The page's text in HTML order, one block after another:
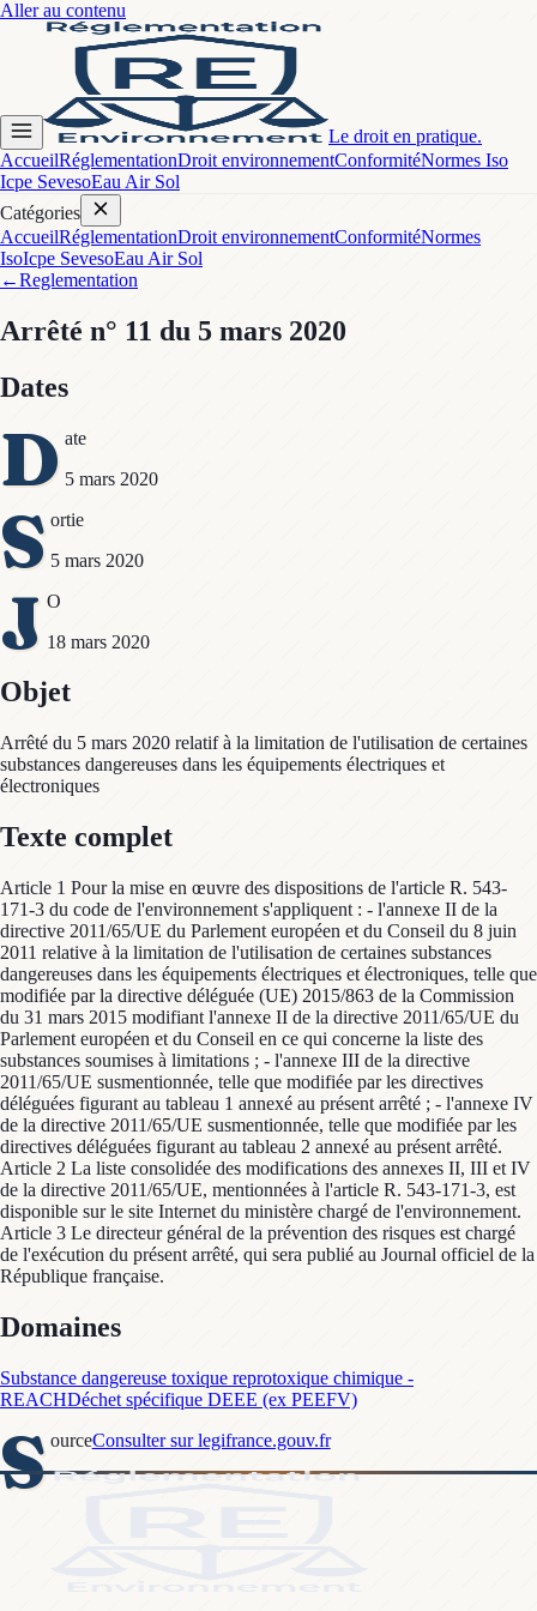
Aller au contenu
Le droit en pratique.
AccueilRéglementationDroit environnementConformitéNormes Iso
Icpe SevesoEau Air Sol
Catégories
AccueilRéglementationDroit environnementConformitéNormes
IsoIcpe SevesoEau Air Sol
←Reglementation
Arrêté n° 11 du 5 mars 2020
Dates
D ate
5 mars 2020
S ortie
5 mars 2020
J O
18 mars 2020
Objet
Arrêté du 5 mars 2020 relatif à la limitation de l'utilisation de certaines
substances dangereuses dans les équipements électriques et
électroniques
Texte complet
Article 1 Pour la mise en œuvre des dispositions de l'article R. 543-
171-3 du code de l'environnement s'appliquent : - l'annexe II de la
directive 2011/65/UE du Parlement européen et du Conseil du 8 juin
2011 relative à la limitation de l'utilisation de certaines substances
dangereuses dans les équipements électriques et électroniques, telle que
modifiée par la directive déléguée (UE) 2015/863 de la Commission
du 31 mars 2015 modifiant l'annexe II de la directive 2011/65/UE du
Parlement européen et du Conseil en ce qui concerne la liste des
substances soumises à limitations ; - l'annexe III de la directive
2011/65/UE susmentionnée, telle que modifiée par les directives
déléguées figurant au tableau 1 annexé au présent arrêté ; - l'annexe IV
de la directive 2011/65/UE susmentionnée, telle que modifiée par les
directives déléguées figurant au tableau 2 annexé au présent arrêté.
Article 2 La liste consolidée des modifications des annexes II, III et IV
de la directive 2011/65/UE, mentionnées à l'article R. 543-171-3, est
disponible sur le site Internet du ministère chargé de l'environnement.
Article 3 Le directeur général de la prévention des risques est chargé
de l'exécution du présent arrêté, qui sera publié au Journal officiel de la
République française.
Domaines
Substance dangereuse toxique reprotoxique chimique -
REACHDéchet spécifique DEEE (ex PEEFV)
S ourceConsulter sur legifrance.gouv.fr